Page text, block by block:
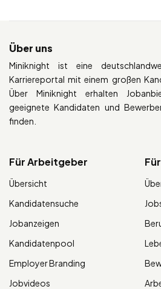
Über uns
Miniknight ist eine
Karriereportal mit einem großen
Über Miniknight erhalten
geeignete Kandidaten und
finden.
Für Arbeitgeber
Übersicht
Kandidatensuche
Jobanzeigen
Kandidatenpool
Employer Branding
Jobvideos